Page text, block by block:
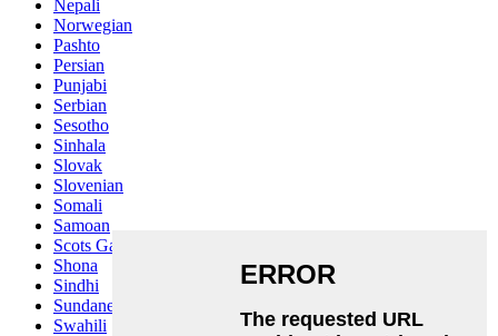
Nepali
Norwegian
Pashto
Persian
Punjabi
Serbian
Sesotho
Sinhala
Slovak
Slovenian
Somali
Samoan
Scots Gaelic
Shona
Sindhi
Sundanese
Swahili